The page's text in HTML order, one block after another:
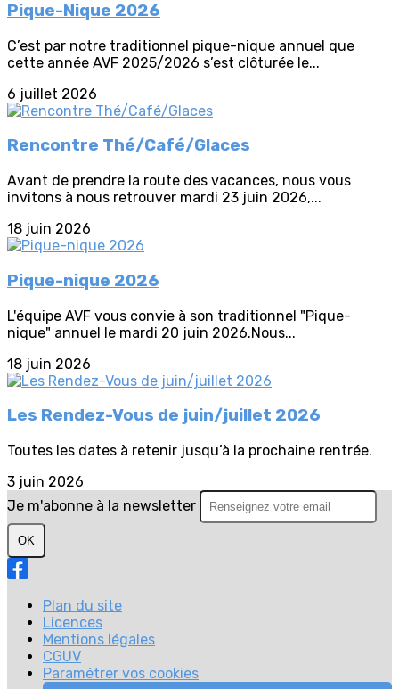
Pique-Nique 2026
C’est par notre traditionnel pique-nique annuel que
cette année AVF 2025/2026 s’est clôturée le...
6 juillet 2026
Rencontre Thé/Café/Glaces
Avant de prendre la route des vacances, nous vous
invitons à nous retrouver mardi 23 juin 2026,...
18 juin 2026
Pique-nique 2026
L'équipe AVF vous convie à son traditionnel "Pique-
nique" annuel le mardi 20 juin 2026.Nous...
18 juin 2026
Les Rendez-Vous de juin/juillet 2026
Toutes les dates à retenir jusqu’à la prochaine rentrée.
3 juin 2026
Je m'abonne à la newsletter
OK
Plan du site
Licences
Mentions légales
CGUV
Paramétrer vos cookies